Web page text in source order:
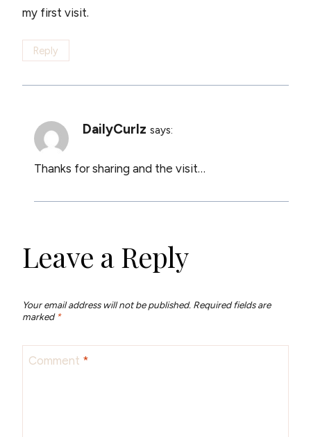
my first visit.
Reply
DailyCurlz says:
Thanks for sharing and the visit…
Leave a Reply
Your email address will not be published. Required fields are
marked *
Comment *